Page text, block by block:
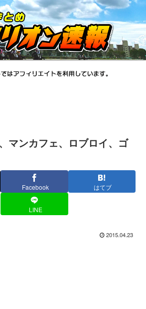
マンカフェ、ロブロイ、ゴ
Facebook はてブ
LINE
2015.04.23